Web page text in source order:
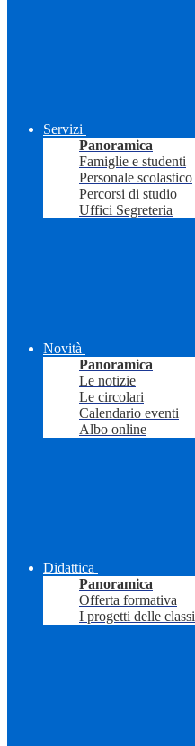
Servizi
Panoramica
Famiglie e studenti
Personale scolastico
Percorsi di studio
Uffici Segreteria
Novità
Panoramica
Le notizie
Le circolari
Calendario eventi
Albo online
Didattica
Panoramica
Offerta formativa
I progetti delle classi